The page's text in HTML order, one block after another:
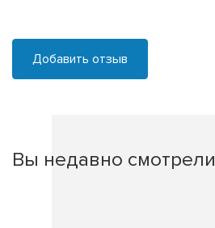
Добавить отзыв
Вы недавно смотрели